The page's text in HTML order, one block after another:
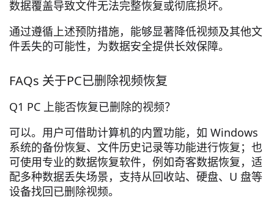
数据覆盖导致文件无法完整恢复或彻底损坏。
通过遵循上述预防措施，能够显著降低视频及其他文
件丢失的可能性，为数据安全提供长效保障。
FAQs 关于PC已删除视频恢复
Q1 PC 上能否恢复已删除的视频？
可以。用户可借助计算机的内置功能，如 Windows
系统的备份恢复、文件历史记录等功能进行恢复；也
可使用专业的数据恢复软件，例如奇客数据恢复，适
配多种数据丢失场景，支持从回收站、硬盘、U 盘等
设备找回已删除视频。